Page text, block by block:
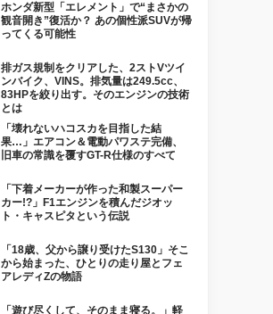
ホンダ新型「エレメント」で“まさかの
観音開き”復活か？ あの個性派SUVが帰
ってくる可能性
排ガス規制をクリアした、2ストVツイ
ンバイク、VINS。排気量は249.5cc、
83HPを絞り出す。そのエンジンの技術
とは
「壊れないハコスカを目指した結
果…」エアコン＆電動パワステ完備、
旧車の常識を覆すGT-R仕様のすべて
「下着メーカーが作った和製スーパー
カー!?」F1エンジンを積んだジオッ
ト・キャスピタという伝説
「18歳、父から譲り受けたS130」そこ
から始まった、ひとりの走り屋とフェ
アレディZの物語
「遊び尽くして、そのまま寝る。」軽